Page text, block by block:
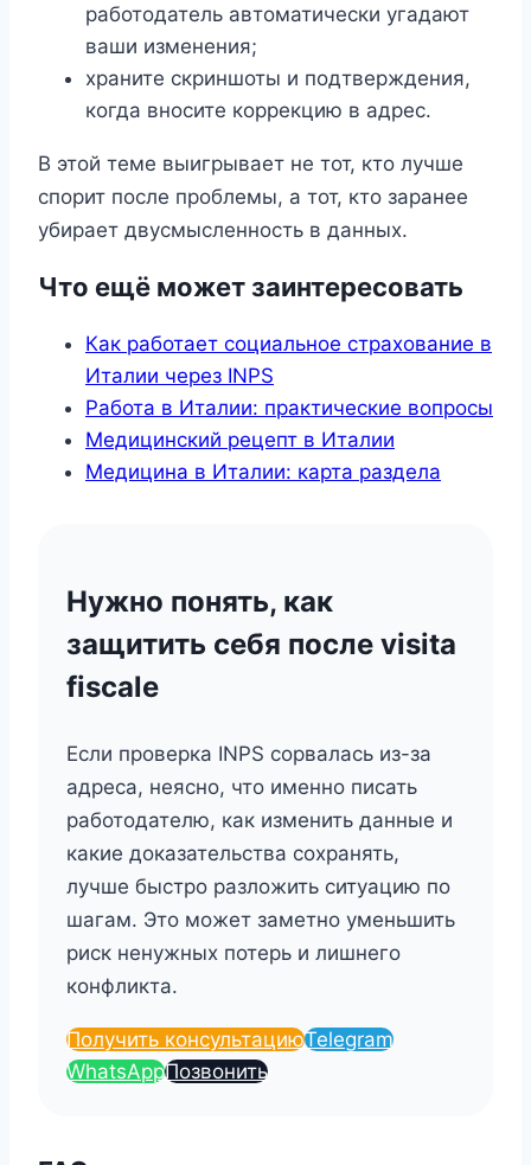
работодатель автоматически угадают
ваши изменения;
храните скриншоты и подтверждения,
когда вносите коррекцию в адрес.
В этой теме выигрывает не тот, кто лучше
спорит после проблемы, а тот, кто заранее
убирает двусмысленность в данных.
Что ещё может заинтересовать
Как работает социальное страхование в
Италии через INPS
Работа в Италии: практические вопросы
Медицинский рецепт в Италии
Медицина в Италии: карта раздела
Нужно понять, как
защитить себя после visita
fiscale
Если проверка INPS сорвалась из-за
адреса, неясно, что именно писать
работодателю, как изменить данные и
какие доказательства сохранять,
лучше быстро разложить ситуацию по
шагам. Это может заметно уменьшить
риск ненужных потерь и лишнего
конфликта.
Получить консультациюTelegram
WhatsAppПозвонить